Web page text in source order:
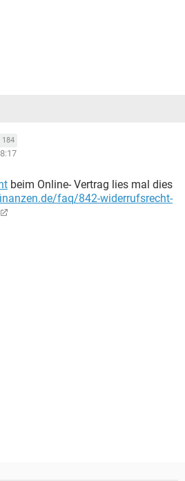
184
beim Online- Vertrag lies mal dies
faq/842-widerrufsrecht-